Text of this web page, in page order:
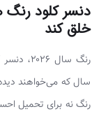
دنسر کلود
خلق کند
سال که می‌خواهند
رنگ نه برای تحمیل